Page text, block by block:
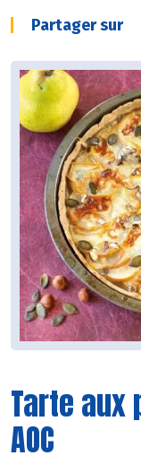
Partager sur
Tarte
AOC